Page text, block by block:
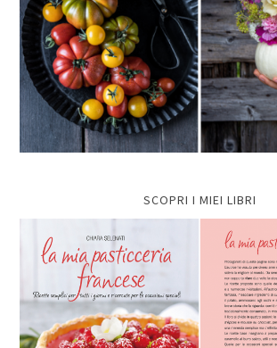
SCOPRI I MIEI LIBRI